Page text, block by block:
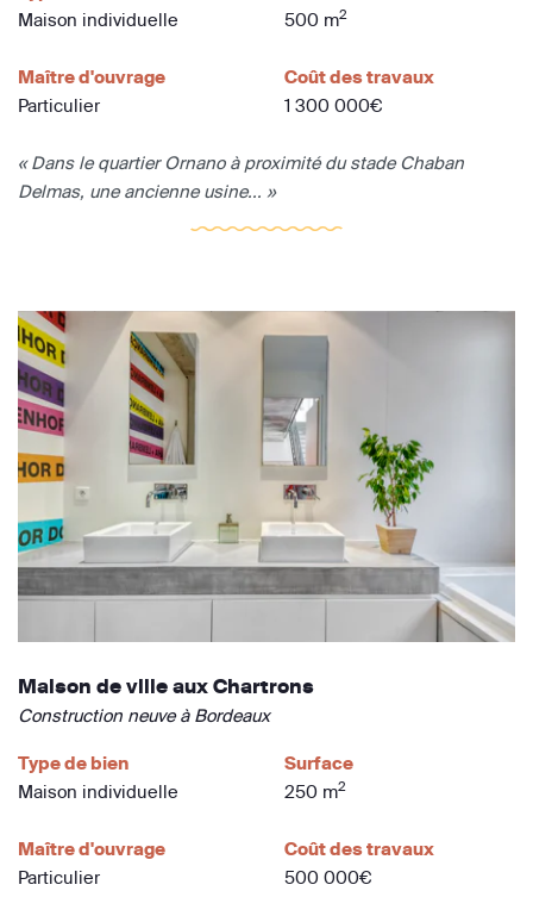
Maison individuelle
500 m2
Maître d'ouvrage
Particulier
Coût des travaux
1 300 000€
« Dans le quartier Ornano à proximité du stade Chaban
Delmas, une ancienne usine... »
Maison de ville aux Chartrons
Construction neuve à Bordeaux
Type de bien
Maison individuelle
Surface
250 m2
Maître d'ouvrage
Particulier
Coût des travaux
500 000€